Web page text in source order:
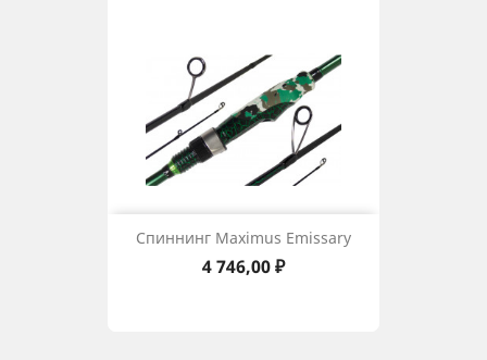
Спиннинг Maximus Emissary
Цена
4 746,00 ₽